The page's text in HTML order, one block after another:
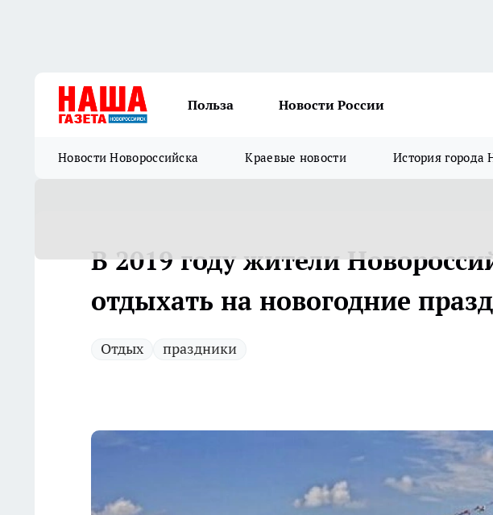
Польза Новости России
Новости Новороссийска Краевые новости История города
В 2019 году жители
отдыхать на новогодние
Отдых праздники